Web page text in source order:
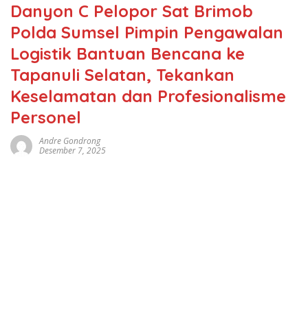
Danyon C Pelopor Sat Brimob
Polda Sumsel Pimpin Pengawalan
Logistik Bantuan Bencana ke
Tapanuli Selatan, Tekankan
Keselamatan dan Profesionalisme
Personel
Andre Gondrong
Desember 7, 2025